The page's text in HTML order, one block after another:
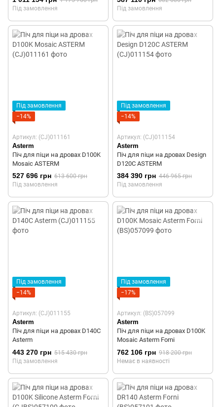
Під замовлення
Під замовлення
Під замовлення
−14%
Артикул: (CJ)011161
Asterm
Піч для піци на дровах D100K
Mosaic ASTERM
527 696 грн 613 600 грн
Під замовлення
Під замовлення
−14%
Артикул: (CJ)011154
Asterm
Піч для піци на дровах Design
D120C ASTERM
384 390 грн 446 965 грн
Під замовлення
Під замовлення
−14%
Артикул: (CJ)011155
Asterm
Піч для піци на дровах D140C
Asterm
443 270 грн 515 430 грн
Під замовлення
Під замовлення
−17%
Артикул: (BS)057099
Asterm
Піч для піци на дровах D100K
Mosaic Asterm Forni
762 106 грн 918 200 грн
Немає в наявності